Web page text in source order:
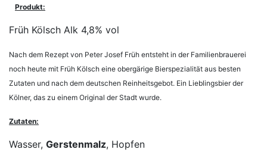
Produkt:
Früh Kölsch Alk 4,8% vol
Nach dem Rezept von Peter Josef Früh entsteht in der Familienbrauerei
noch heute mit Früh Kölsch eine obergärige Bierspezialität aus besten
Zutaten und nach dem deutschen Reinheitsgebot. Ein Lieblingsbier der
Kölner, das zu einem Original der Stadt wurde.
Zutaten:
Wasser, Gerstenmalz, Hopfen